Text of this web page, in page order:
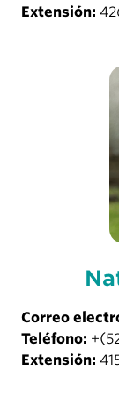
Extensión:
Correo
Teléfono:
Extensión: